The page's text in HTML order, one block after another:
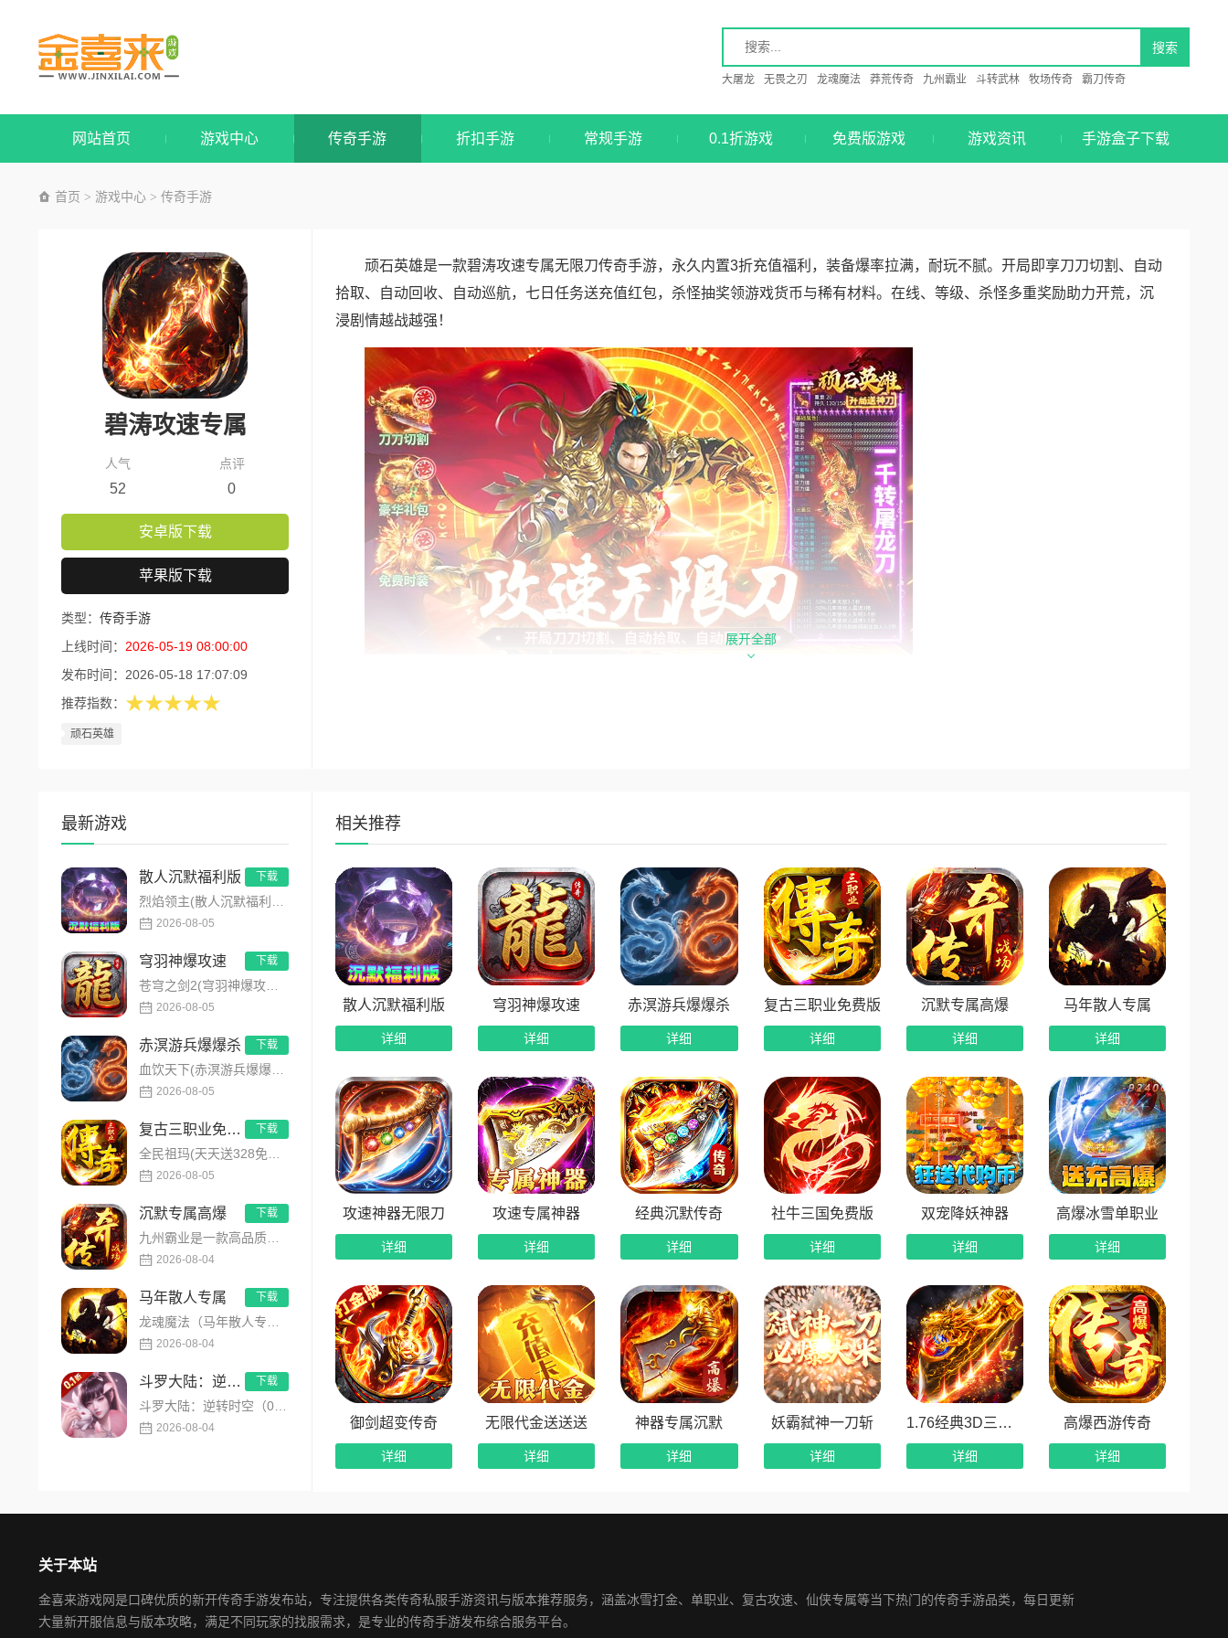
大屠龙 无畏之刃 龙魂魔法 莽荒传奇 九州霸业 斗转武林 牧场传奇 霸刀传奇
网站首页 游戏中心 传奇手游 折扣手游 常规手游 0.1折游戏 免费版游戏 游戏资讯 手游盒子下载
首页 > 游戏中心 > 传奇手游
碧涛攻速专属
人气
52
点评
0
安卓版下载
苹果版下载
类型： 传奇手游
上线时间： 2026-05-19 08:00:00
发布时间： 2026-05-18 17:07:09
推荐指数： ★★★★★
顽石英雄
顽石英雄是一款碧涛攻速专属无限刀传奇手游，永久内置3折充值福利，装备爆率拉满，耐玩不腻。开局即享刀刀切割、自动
拾取、自动回收、自动巡航，七日任务送充值红包，杀怪抽奖领游戏货币与稀有材料。在线、等级、杀怪多重奖励助力开荒，沉
浸剧情越战越强！
接拉满战斗效率。
刀刀切割‌配合高攻速，小怪秒杀，BOSS血条狂掉；
自动回收+拾取‌，资源不漏一滴，离线也能躺赚。
多重奖励体系，天天上线都有赚
游戏打造“‌七维福利系统‌”，让每一天的登录都充满收获：
在线奖励‌：每日在线领取‌大量加星水晶‌，强化装备更轻松；
等级奖励‌：升到指定等级送‌绑定灵玉、祖龙逆鳞‌，战力稳步提升；
杀怪奖励‌：击杀怪物掉落‌幸运水晶‌，积少成多兑换稀有道具；
首爆奖励‌：首次爆出神装即领豪礼，惊喜不断；
七天成长计划‌：完成任务送‌大量充值福利红包‌，激活线上累充，助力快速起飞。
杀怪抽奖，稀有材料免费拿
《顽石英雄》创新“‌杀怪即抽奖‌”机制：
每击杀一定数量怪物即可参与‌免费抽奖‌；
奖励包含‌游戏货币、稀有材料、强化石、专属称号‌，全靠打怪拿；
抽奖次数无上限，越肝越富，散人也能逆袭成神。
永久3折充值，微氪也超值
沉浸剧情+越战越强，玩法深度拉满
展开全部
最新游戏
散人沉默福利版
烈焰领主(散人沉默福利版)是主打全民打金的沉默福利传奇手游，装备高保值、游戏货币自由畅销！无需氪金，刷怪做任...
2026-08-05
下载
穹羽神爆攻速
苍穹之剑2(穹羽神爆攻速)是主打高攻速神器的传奇手游，专为散人追梦打造，装备爆率超高！上线免费解锁自动拾取、...
2026-08-05
下载
赤溟游兵爆爆杀
血饮天下(赤溟游兵爆爆杀)是一款特色五大职业流派传奇手游，主打散人追梦高爆装备！上线免费解锁自动拾取、自动回...
2026-08-05
下载
复古三职业免费版
全民祖玛(天天送328免费版)是全新复古高福利传奇手游，创角即解锁自动拾取、自动回收、满背包、满仓库特权。每...
2026-08-05
下载
沉默专属高爆
九州霸业是一款高品质专属沉默传奇手游，内置永久3折超值福利，主打散人公平打金、零氪白嫖发育玩法。创新推出飞刀...
2026-08-04
下载
马年散人专属
龙魂魔法（马年散人专属）是一款专为散人玩家打造的马年专属热血传奇手游，主打高爆打宝、低门槛开荒、自由热血PK...
2026-08-04
下载
斗罗大陆：逆转时空
斗罗大陆：逆转时空（0.1折满V打金版）是正版斗罗大陆IP授权的高画质卡牌RPG手游，创新平行时空错位剧情，...
2026-08-04
下载
相关推荐
散人沉默福利版
详细
穹羽神爆攻速
详细
赤溟游兵爆爆杀
详细
复古三职业免费版
详细
沉默专属高爆
详细
马年散人专属
详细
攻速神器无限刀
详细
攻速专属神器
详细
经典沉默传奇
详细
社牛三国免费版
详细
双宠降妖神器
详细
高爆冰雪单职业
详细
御剑超变传奇
详细
无限代金送送送
详细
神器专属沉默
详细
妖霸弑神一刀斩
详细
1.76经典3D三职业
详细
高爆西游传奇
详细
关于本站
金喜来游戏网是口碑优质的新开传奇手游发布站，专注提供各类传奇私服手游资讯与版本推荐服务，涵盖冰雪打金、单职业、复古攻速、仙侠专属等当下热门的传奇手游品类，每日更新
大量新开服信息与版本攻略，满足不同玩家的找服需求，是专业的传奇手游发布综合服务平台。